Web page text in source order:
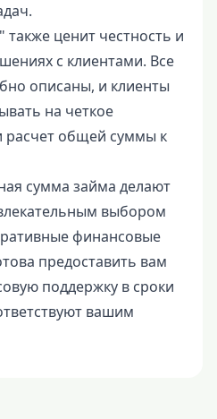
ценит честность и
с клиентами. Все
описаны, и клиенты
на четкое
расчет общей суммы к
сумма займа делают
выбором
финансовые
предоставить вам
поддержку в сроки
вашим